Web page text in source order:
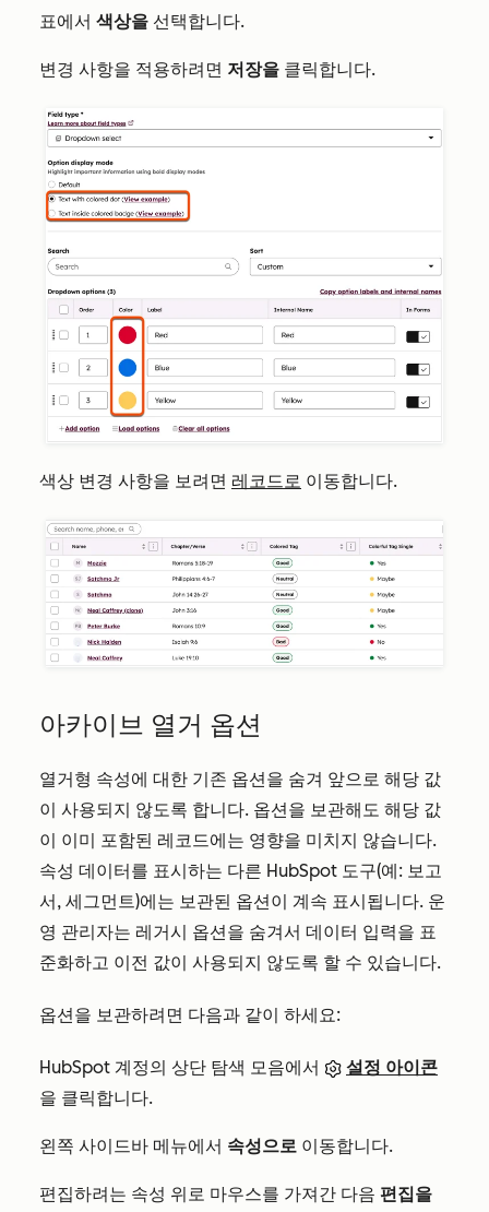
표에서 색상을 선택합니다.
변경 사항을 적용하려면 저장을 클릭합니다.
색상 변경 사항을 보려면 레코드로 이동합니다.
아카이브 열거 옵션
열거형 속성에 대한 기존 옵션을 숨겨 앞으로 해당 값
이 사용되지 않도록 합니다. 옵션을 보관해도 해당 값
이 이미 포함된 레코드에는 영향을 미치지 않습니다.
속성 데이터를 표시하는 다른 HubSpot 도구(예: 보고
서, 세그먼트)에는 보관된 옵션이 계속 표시됩니다. 운
영 관리자는 레거시 옵션을 숨겨서 데이터 입력을 표
준화하고 이전 값이 사용되지 않도록 할 수 있습니다.
옵션을 보관하려면 다음과 같이 하세요:
HubSpot 계정의 상단 탐색 모음에서
설정 아이콘
을 클릭합니다.
왼쪽 사이드바 메뉴에서 속성으로 이동합니다.
편집하려는 속성 위로 마우스를 가져간 다음 편집을